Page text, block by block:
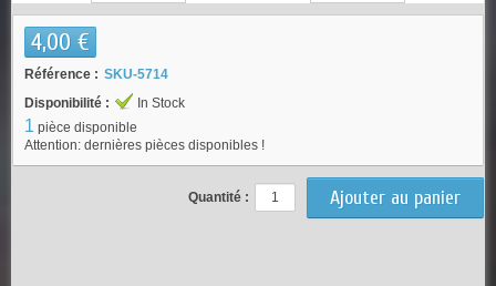
4,00 €
Référence : SKU-5714
Disponibilité :
In Stock
1 pièce disponible
Attention: dernières pièces disponibles !
Quantité :